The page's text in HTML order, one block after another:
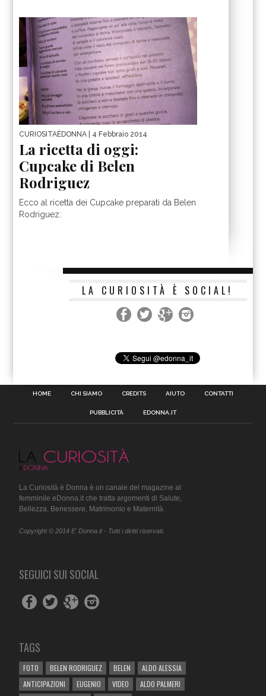
CURIOSITAÈDONNA | 4 Febbraio 2014
La ricetta di oggi:
Cupcake di Belen
Rodriguez
Ecco al ricetta dei Cupcake preparati da Belen
Rodriguez:
LA CURIOSITÀ È SOCIAL!
HOME CHI SIAMO CREDITS AIUTO CONTATTI
PUBBLICITÀ EDONNA.IT
La Curiosità è Donna è un canale del magazine al
femminile eDonna.it che tratta argomenti di Salute,
Bellezza, Benessere, Matrimonio e Maternità.
Copyright © 2014 E' Donna.it - Tutti i diritti riservati.
SEGUICI SUI SOCIAL
TAGS
FOTO BELEN RODRIGUEZ BELEN
ALDO ALESSIA
ANTICIPAZIONI
EUGENIO VIDEO
ALDO PALMERI